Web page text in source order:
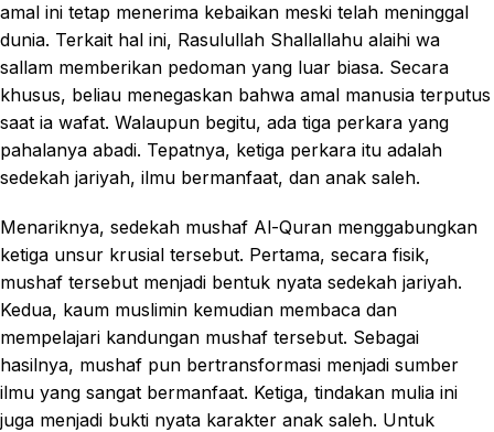
amal ini tetap menerima kebaikan meski telah meninggal
dunia. Terkait hal ini, Rasulullah Shallallahu alaihi wa
sallam memberikan pedoman yang luar biasa. Secara
khusus, beliau menegaskan bahwa amal manusia terputus
saat ia wafat. Walaupun begitu, ada tiga perkara yang
pahalanya abadi. Tepatnya, ketiga perkara itu adalah
sedekah jariyah, ilmu bermanfaat, dan anak saleh.
Menariknya, sedekah mushaf Al-Quran menggabungkan
ketiga unsur krusial tersebut. Pertama, secara fisik,
mushaf tersebut menjadi bentuk nyata sedekah jariyah.
Kedua, kaum muslimin kemudian membaca dan
mempelajari kandungan mushaf tersebut. Sebagai
hasilnya, mushaf pun bertransformasi menjadi sumber
ilmu yang sangat bermanfaat. Ketiga, tindakan mulia ini
juga menjadi bukti nyata karakter anak saleh. Untuk